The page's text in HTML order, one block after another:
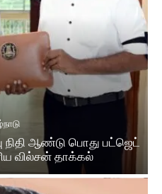
நிதி ஆண்​டு பொது பட்ஜெட்
வில்சன் தாக்​கல்